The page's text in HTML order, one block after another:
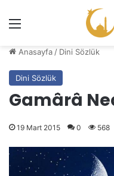
Anasayfa / Dini Sözlük
Dini Sözlük
Gamârâ
19 Mart 2015 0 568